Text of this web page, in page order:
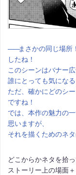
――まさかの同じ場
したね！
このシーンはバナー
誰にとっても気にな
ただ、確かにどのシ
ですね！
では、本作の魅力の
思いますが、
それを描くためのネ
どこからかネタを拾
ストーリー上の場面